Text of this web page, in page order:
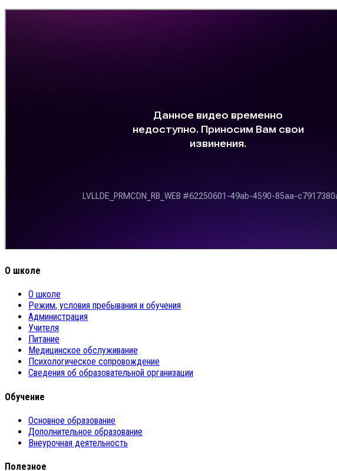
О школе
О школе
Режим, условия пребывания и обучения
Администрация
Учителя
Питание
Медицинское обслуживание
Психологическое сопровождение
Сведения об образовательной организации
Обучение
Основное образование
Дополнительное образование
Внеурочная деятельность
Полезное